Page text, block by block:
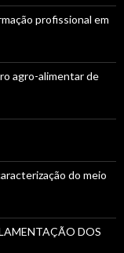
profissional em
agro-alimentar de
do meio
DOS